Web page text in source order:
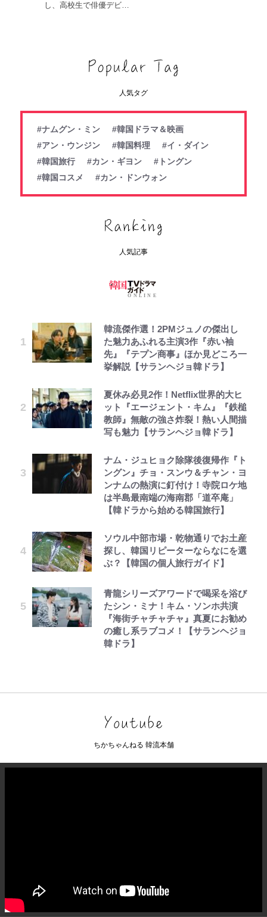
し、高校生で俳優デビ…
人気タグ
#ナムグン・ミン
#韓国ドラマ＆映画
#アン・ウンジン
#韓国料理
#イ・ダイン
#韓国旅行
#カン・ギヨン
#トングン
#韓国コスメ
#カン・ドンウォン
人気記事
韓流傑作選！2PMジュノの傑出し
た魅力あふれる主演3作『赤い袖
先』『テプン商事』ほか見どころ一
挙解説【サランヘジョ韓ドラ】
夏休み必見2作！Netflix世界的大ヒ
ット『エージェント・キム』『鉄槌
教師』無敵の強さ炸裂！熱い人間描
写も魅力【サランヘジョ韓ドラ】
ナム・ジュヒョク除隊後復帰作『ト
ングン』チョ・スンウ＆チャン・ヨ
ンナムの熱演に釘付け！寺院ロケ地
は半島最南端の海南郡「道卒庵」
【韓ドラから始める韓国旅行】
ソウル中部市場・乾物通りでお土産
探し、韓国リピーターならなにを選
ぶ？【韓国の個人旅行ガイド】
青龍シリーズアワードで喝采を浴び
たシン・ミナ！キム・ソンホ共演
『海街チャチャチャ』真夏にお勧め
の癒し系ラブコメ！【サランヘジョ
韓ドラ】
ちかちゃんねる 韓流本舗